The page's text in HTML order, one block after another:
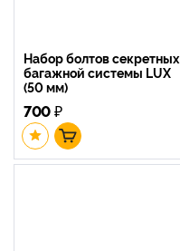
Набор болтов секретных
багажной системы LUX
(50 мм)
700₽